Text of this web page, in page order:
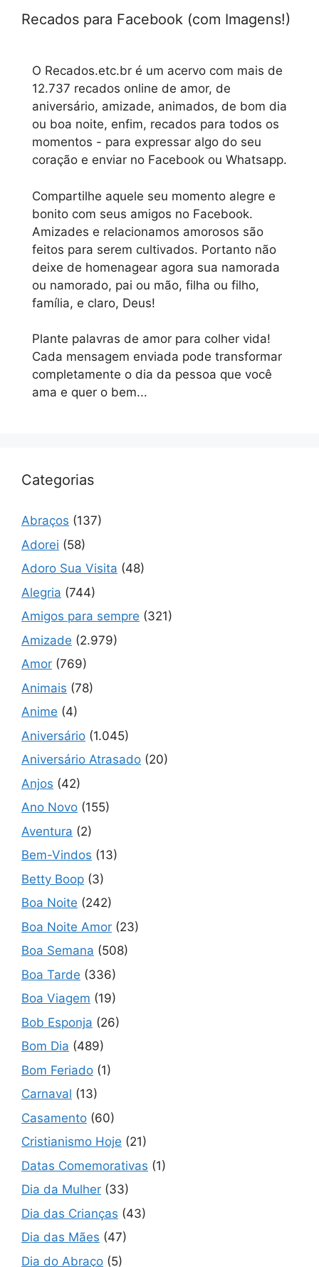
Recados para Facebook (com Imagens!)
O Recados.etc.br é um acervo com mais de
12.737 recados online de amor, de
aniversário, amizade, animados, de bom dia
ou boa noite, enfim, recados para todos os
momentos - para expressar algo do seu
coração e enviar no Facebook ou Whatsapp.
Compartilhe aquele seu momento alegre e
bonito com seus amigos no Facebook.
Amizades e relacionamos amorosos são
feitos para serem cultivados. Portanto não
deixe de homenagear agora sua namorada
ou namorado, pai ou mão, filha ou filho,
família, e claro, Deus!
Plante palavras de amor para colher vida!
Cada mensagem enviada pode transformar
completamente o dia da pessoa que você
ama e quer o bem...
Categorias
Abraços (137)
Adorei (58)
Adoro Sua Visita (48)
Alegria (744)
Amigos para sempre (321)
Amizade (2.979)
Amor (769)
Animais (78)
Anime (4)
Aniversário (1.045)
Aniversário Atrasado (20)
Anjos (42)
Ano Novo (155)
Aventura (2)
Bem-Vindos (13)
Betty Boop (3)
Boa Noite (242)
Boa Noite Amor (23)
Boa Semana (508)
Boa Tarde (336)
Boa Viagem (19)
Bob Esponja (26)
Bom Dia (489)
Bom Feriado (1)
Carnaval (13)
Casamento (60)
Cristianismo Hoje (21)
Datas Comemorativas (1)
Dia da Mulher (33)
Dia das Crianças (43)
Dia das Mães (47)
Dia do Abraço (5)